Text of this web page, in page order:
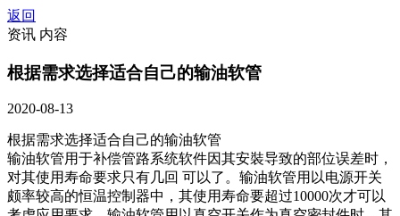
返回
资讯 内容
根据需求选择适合自己的输油软管
2020-08-13
根据需求选择适合自己的输油软管
输油软管用于补偿管路系统软件因其安裝导致的部位误差时，
对其使用寿命要求只有几回 可以了。输油软管用以电源开关
颇率较高的恒温控制器中，其使用寿命要超过10000次才可以